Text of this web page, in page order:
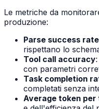
Le metriche da
produzione:
Parse success rate
rispettano lo
Tool call accuracy
con parametri
Task completion
completati senza
Average token per